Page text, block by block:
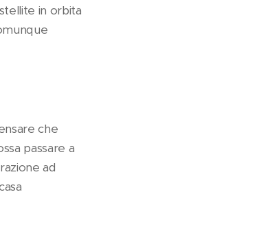
in orbita
che
passare a
ad